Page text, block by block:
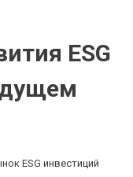
ESG
ESG инвестиций